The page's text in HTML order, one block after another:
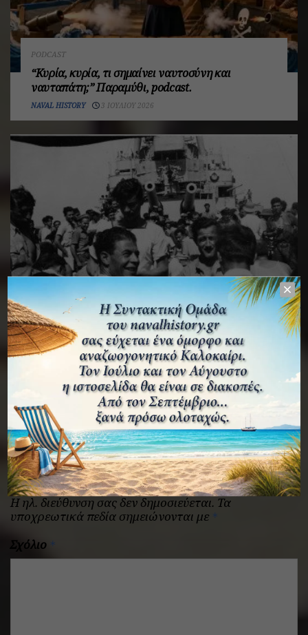
PODCAST
“Κυρία, κυρία, τι σημαίνει ναυτοσύνη και
ναυταπάτη;” Παραμύθι, podcast.
NAVAL HISTORY 3 ΙΟΥΛΊΟΥ 2026
ΦΩΤΟΓΡΑΦΊΕΣ
Το θωρηκτό “Αβέρωφ” στη Μ. Ανατολή και την
Ινδία (1941-1943) μέσα από το φωτογραφικό
αρχείο του ναύτη Α. Δούκη.
ΛΕΩΝΊΔΑΣ ΤΣΙΑΝΤΟΎΛΑΣ
ΑΘΑΝΆΣΙΟΣ ΠΑΠΑΔΗΜΗΤΡΌΠΟΥΛΟΣ
Αφήστε μια απάντηση
Η ηλ. διεύθυνση σας δεν δημοσιεύεται. Τα
υποχρεωτικά πεδία σημειώνονται με *
Σχόλιο *